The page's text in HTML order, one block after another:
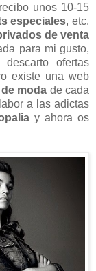
unos 10-15
especiales, etc.
de venta
para mi gusto,
ofertas
existe una web
moda de cada
a las adictas
y ahora os